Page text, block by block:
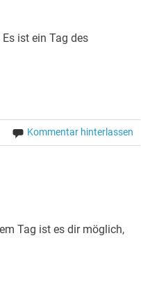
ist ein Tag des
Kommentar hinterlassen
Tag ist es dir möglich,